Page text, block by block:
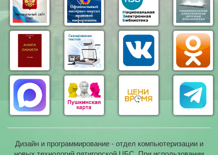
Дизайн и программирование - отдел компьютеризации и